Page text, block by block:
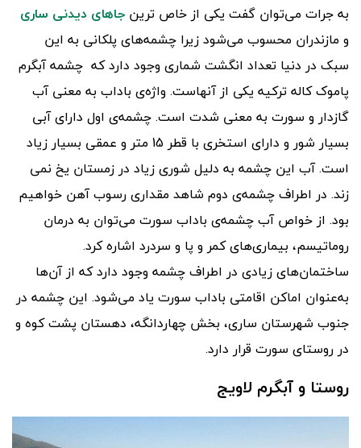
به جرات می‌توان گفت یکی از خاص ترین جاهای دیدنی ساری
و مازندران محسوب می‌شود زیرا چشمه‌های پلکانی به این
سبک در دنیا تعداد انگشت شماری وجود دارد که چشمه‌ آبگرم
پاموک کاله ترکیه یکی از آنهاست. واژه‌ی باداب به معنی آب
گازدار و سورت به معنی شدت است. چشمه‌ی اول دارای آبی
بسیار شور و دارای استخری با قطر 15 متر و عمقی بسیار زیاد
است. آب این چشمه به دلیل شوری زیاد در زمستان یخ نمی‌
زند. در اطراف چشمه‌ی دوم شاهد مقداری رسوب آهن خواهیم
بود. از خواص آب چشمه‌ی باداب سورت می‌توان به درمان
روماتیسم، بیماری‌های کمر و پا و سردرد اشاره کرد.
ساختمان‌های زیادی در اطراف چشمه وجود دارد که از آن‌ها
به‌عنوان اماکن اقامتی باداب سورت یاد می‌شود. این چشمه در
جنوب شهرستان ساری، بخش چهاردانگه، دهستان پشت کوه و
در روستای سورت قرار دارد.
روستا و آبگرم لاویج